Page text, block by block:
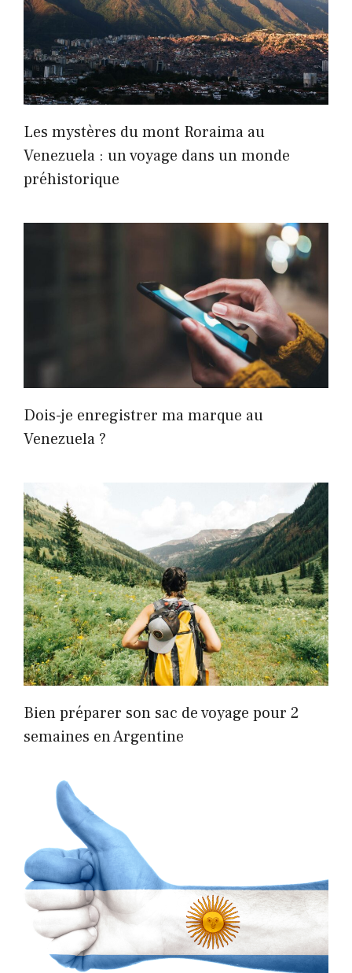
Les mystères du mont Roraima au
Venezuela : un voyage dans un monde
préhistorique
Dois-je enregistrer ma marque au
Venezuela ?
Bien préparer son sac de voyage pour 2
semaines en Argentine